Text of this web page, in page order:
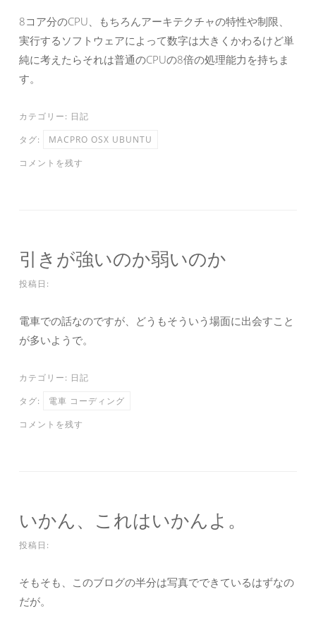
8コア分のCPU、もちろんアーキテクチャの特性や制限、
実行するソフトウェアによって数字は大きくかわるけど単
純に考えたらそれは普通のCPUの8倍の処理能力を持ちま
す。
カテゴリー: 日記
タグ:
MACPRO OSX UBUNTU
コメントを残す
引きが強いのか弱いのか
投稿日:
電車での話なのですが、どうもそういう場面に出会すこと
が多いようで。
カテゴリー: 日記
タグ:
電車 コーディング
コメントを残す
いかん、これはいかんよ。
投稿日:
そもそも、このブログの半分は写真でできているはずなの
だが。